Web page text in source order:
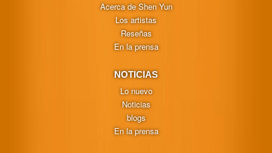
Acerca de Shen Yun
Los artistas
Reseñas
En la prensa
NOTICIAS
Lo nuevo
Noticias
blogs
En la prensa